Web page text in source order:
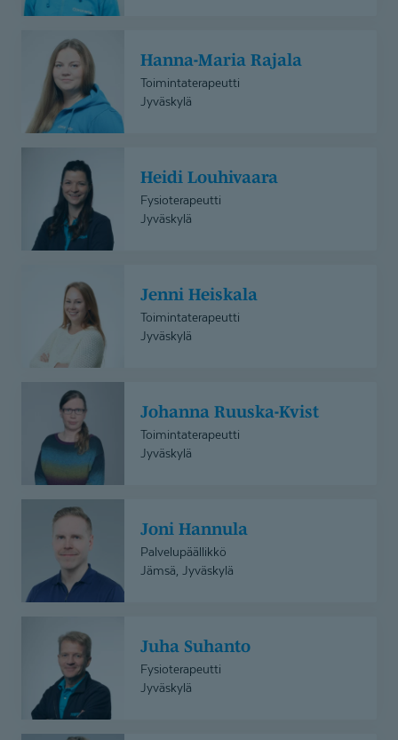
Hanna-
Maria
Rajala
Hanna-Maria Rajala
Toimintaterapeutti
Jyväskylä
Louhivaara
Heidi Louhivaara
Fysioterapeutti
Jyväskylä
Heiskala
Jenni Heiskala
Toimintaterapeutti
Jyväskylä
Johanna
Ruuska-
Kvist
Johanna Ruuska-Kvist
Toimintaterapeutti
Jyväskylä
Joni Hannula
Palvelupäällikkö
Jämsä, Jyväskylä
Suhanto
Juha Suhanto
Fysioterapeutti
Jyväskylä